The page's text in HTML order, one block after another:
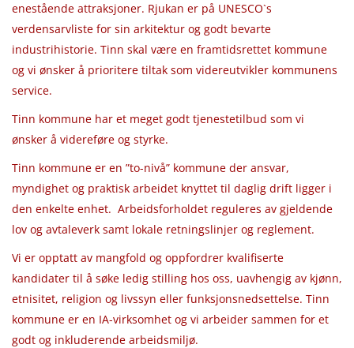
enestående attraksjoner. Rjukan er på UNESCO`s
verdensarvliste for sin arkitektur og godt bevarte
industrihistorie. Tinn skal være en framtidsrettet kommune
og vi ønsker å prioritere tiltak som videreutvikler kommunens
service.
Tinn kommune har et meget godt tjenestetilbud som vi
ønsker å videreføre og styrke.
Tinn kommune er en ”to-nivå” kommune der ansvar,
myndighet og praktisk arbeidet knyttet til daglig drift ligger i
den enkelte enhet. Arbeidsforholdet reguleres av gjeldende
lov og avtaleverk samt lokale retningslinjer og reglement.
Vi er opptatt av mangfold og oppfordrer kvalifiserte
kandidater til å søke ledig stilling hos oss, uavhengig av kjønn,
etnisitet, religion og livssyn eller funksjonsnedsettelse. Tinn
kommune er en IA-virksomhet og vi arbeider sammen for et
godt og inkluderende arbeidsmiljø.